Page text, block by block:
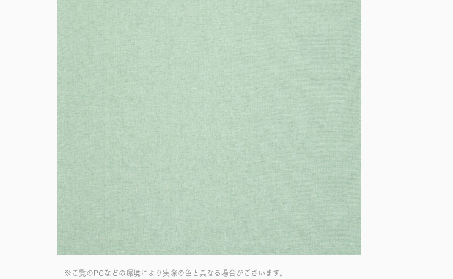
※ご覧のPCなどの環境により実際の色と異なる場合がございます。